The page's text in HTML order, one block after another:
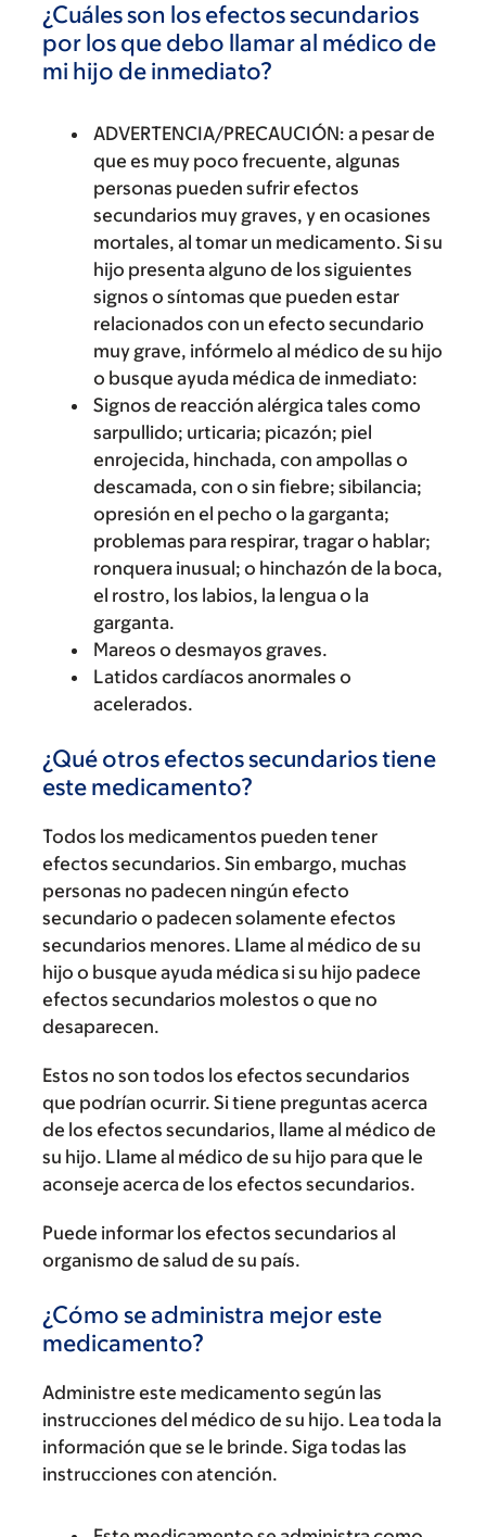
¿Cuáles son los efectos secundarios
por los que debo llamar al médico de
mi hijo de inmediato?
ADVERTENCIA/PRECAUCIÓN: a pesar de
que es muy poco frecuente, algunas
personas pueden sufrir efectos
secundarios muy graves, y en ocasiones
mortales, al tomar un medicamento. Si su
hijo presenta alguno de los siguientes
signos o síntomas que pueden estar
relacionados con un efecto secundario
muy grave, infórmelo al médico de su hijo
o busque ayuda médica de inmediato:
Signos de reacción alérgica tales como
sarpullido; urticaria; picazón; piel
enrojecida, hinchada, con ampollas o
descamada, con o sin fiebre; sibilancia;
opresión en el pecho o la garganta;
problemas para respirar, tragar o hablar;
ronquera inusual; o hinchazón de la boca,
el rostro, los labios, la lengua o la
garganta.
Mareos o desmayos graves.
Latidos cardíacos anormales o
acelerados.
¿Qué otros efectos secundarios tiene
este medicamento?
Todos los medicamentos pueden tener
efectos secundarios. Sin embargo, muchas
personas no padecen ningún efecto
secundario o padecen solamente efectos
secundarios menores. Llame al médico de su
hijo o busque ayuda médica si su hijo padece
efectos secundarios molestos o que no
desaparecen.
Estos no son todos los efectos secundarios
que podrían ocurrir. Si tiene preguntas acerca
de los efectos secundarios, llame al médico de
su hijo. Llame al médico de su hijo para que le
aconseje acerca de los efectos secundarios.
Puede informar los efectos secundarios al
organismo de salud de su país.
¿Cómo se administra mejor este
medicamento?
Administre este medicamento según las
instrucciones del médico de su hijo. Lea toda la
información que se le brinde. Siga todas las
instrucciones con atención.